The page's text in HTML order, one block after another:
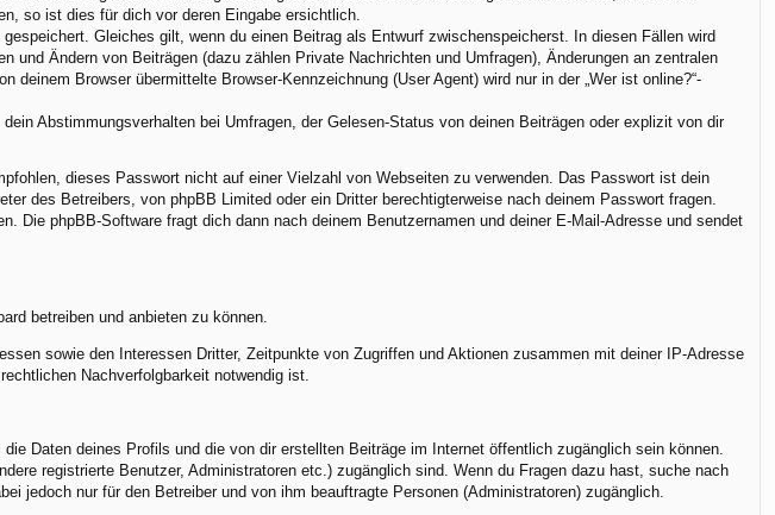
so ist dies für dich vor deren Eingabe ersichtlich.
Gleiches gilt, wenn du einen Beitrag als Entwurf zwischenspeicherst. In diesen Fällen wird
Ändern von Beiträgen (dazu zählen Private Nachrichten und Umfragen), Änderungen an zentralen
Browser übermittelte Browser-Kennzeichnung (User Agent) wird nur in der „Wer ist online?“-
Abstimmungsverhalten bei Umfragen, der Gelesen-Status von deinen Beiträgen oder explizit von dir
dieses Passwort nicht auf einer Vielzahl von Webseiten zu verwenden. Das Passwort ist dein
des Betreibers, von phpBB Limited oder ein Dritter berechtigterweise nach deinem Passwort fragen.
Die phpBB-Software fragt dich dann nach deinem Benutzernamen und deiner E-Mail-Adresse und sendet
betreiben und anbieten zu können.
sowie den Interessen Dritter, Zeitpunkte von Zugriffen und Aktionen zusammen mit deiner IP-Adresse
Nachverfolgbarkeit notwendig ist.
Daten deines Profils und die von dir erstellten Beiträge im Internet öffentlich zugänglich sein können.
registrierte Benutzer, Administratoren etc.) zugänglich sind. Wenn du Fragen dazu hast, suche nach
jedoch nur für den Betreiber und von ihm beauftragte Personen (Administratoren) zugänglich.